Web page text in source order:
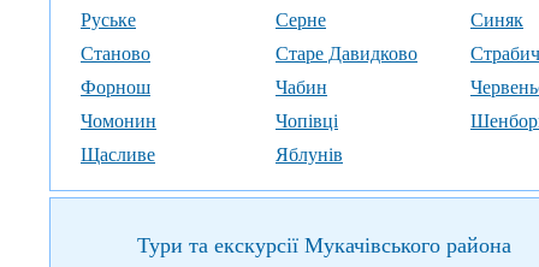
Руське
Серне
Синяк
Станово
Старе Давидково
Форнош
Чабин
Чомонин
Чопівці
Щасливе
Яблунів
Тури та екскурсії Мукачівського района